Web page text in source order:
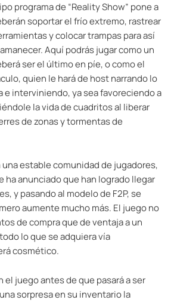
programa de “Reality Show” pone a
soportar el frío extremo, rastrear
y colocar trampas para así
Aquí podrás jugar como un
ser el último en píe, o como el
quien le hará de host narrando lo
e interviniendo, ya sea favoreciendo a
la vida de cuadritos al liberar
de zonas y tormentas de
estable comunidad de jugadores,
anunciado que han logrado llegar
y pasando al modelo de F2P, se
aumente mucho más. El juego no
de compra que de ventaja a un
lo que se adquiera vía
cosmético.
el juego antes de que pasará a ser
sorpresa en su inventario la